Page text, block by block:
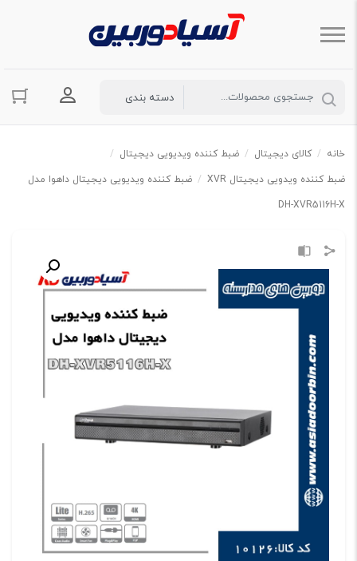
ورود به
خانه / کالای دیجیتال / ضبط کننده ویدیویی دیجیتال /
ضبط کننده ویدویی دیجیتال XVR
/ ضبط کننده ویدیویی دیجیتال داهوا مدل
DH-XVR5116H-X